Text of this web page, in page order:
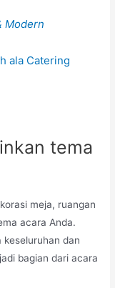
Modern
ala Catering
tema
meja, ruangan
acara Anda.
keseluruhan dan
bagian dari acara